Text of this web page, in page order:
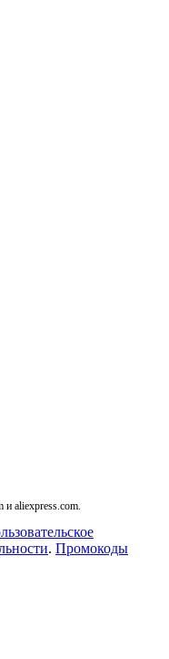
aliexpress.com.
. Промокоды